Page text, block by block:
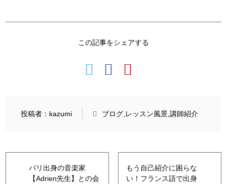
この記事をシェアする
投稿者：kazumi ブログ レッスン風景 講師紹介
パリ出身の音楽家
【Adrien先生】との会
もう自己紹介に困らな
い！フランス語で出身